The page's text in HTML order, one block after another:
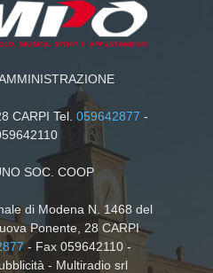
CARPI Tel.059642877 -
SOC. COOP
di Modena N. 1468 del
Ponente, 28 CARPI
- Fax 059642110 -
- Multiradio srl